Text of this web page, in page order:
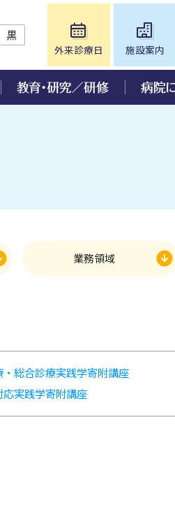
黒
外来診療日 施設案内
ク
入院手続き
歯科口腔外科
放射線治療科
療支援センター
脳血管病センター
小児在宅医療支援センター
肥満症治療センター
臨床倫理コンサルテーション
研究に関する情報公開について
ご意見について
ダイバーシティ推進について
動画コンテンツ
ン
業務領域
・総合診療実践学寄附講座
応実践学寄附講座